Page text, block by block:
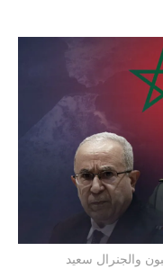
والجنرال سعيد